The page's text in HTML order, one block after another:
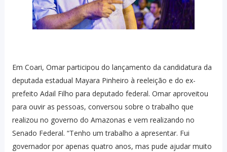
Em Coari, Omar participou do lançamento da candidatura da
deputada estadual Mayara Pinheiro à reeleição e do ex-
prefeito Adail Filho para deputado federal. Omar aproveitou
para ouvir as pessoas, conversou sobre o trabalho que
realizou no governo do Amazonas e vem realizando no
Senado Federal. “Tenho um trabalho a apresentar. Fui
governador por apenas quatro anos, mas pude ajudar muito